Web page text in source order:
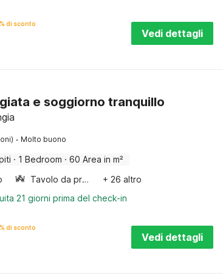
di sconto
Vedi dettagli
e soggiorno tranquillo
· Molto buono
· 1 Bedroom · 60 Area in m²
Tavolo da pranzo
+ 26 altro
21 giorni prima del check-in
di sconto
Vedi dettagli